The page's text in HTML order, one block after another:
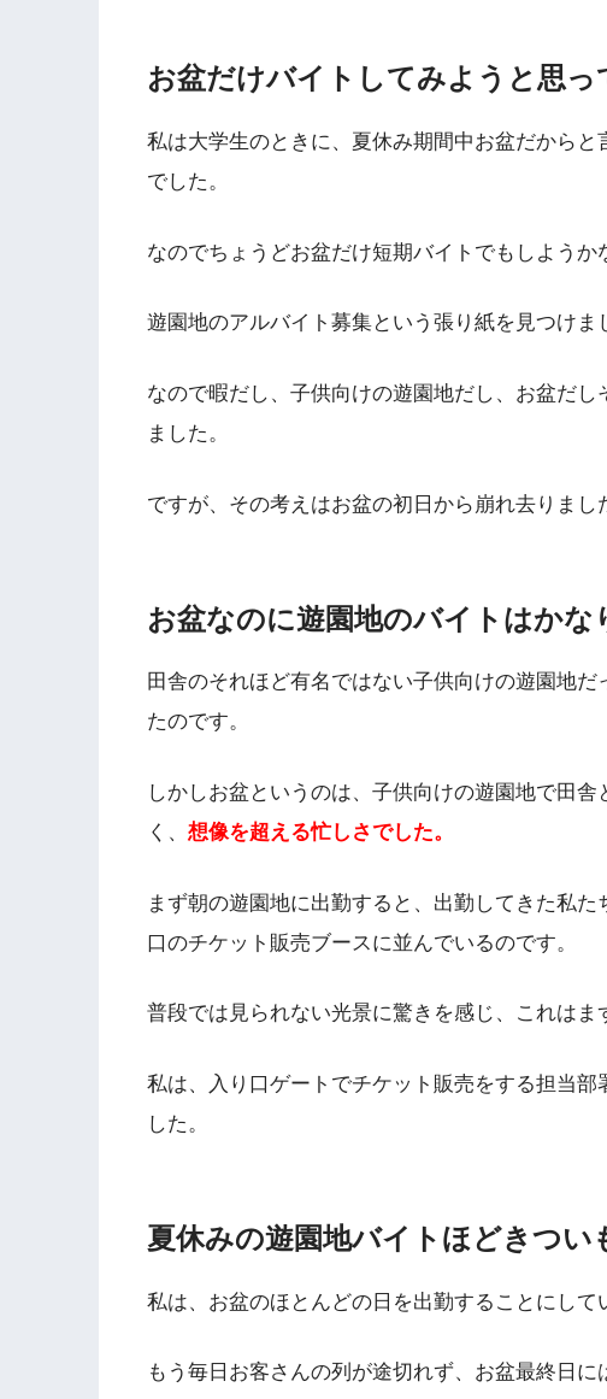
お盆だけバイトしてみようと思っ
私は大学生のときに、夏休み期間中お盆だから
でした。
なのでちょうどお盆だけ短期バイトでもしようか
遊園地のアルバイト募集という張り紙を見つけま
なので暇だし、子供向けの遊園地だし、お盆だ
ました。
ですが、その考えはお盆の初日から崩れ去りまし
お盆なのに遊園地のバイトはかな
田舎のそれほど有名ではない子供向けの遊園地
たのです。
しかしお盆というのは、子供向けの遊園地で田
く、 想像を超える忙しさでした。
まず朝の遊園地に出勤すると、出勤してきた私
口のチケット販売ブースに並んでいるのです。
普段では見られない光景に驚きを感じ、これはま
私は、入り口ゲートでチケット販売をする担当
した。
夏休みの遊園地バイトほどきつい
私は、お盆のほとんどの日を出勤することにして
もう毎日お客さんの列が途切れず、お盆最終日